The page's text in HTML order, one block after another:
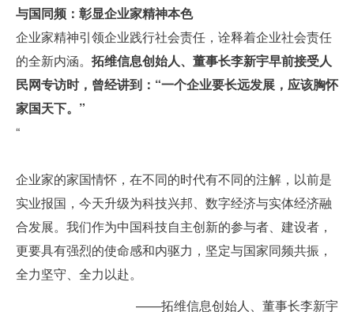
与国同频：彰显企业家精神本色
企业家精神引领企业践行社会责任，诠释着企业社会责任
的全新内涵。 拓维信息创始人、董事长李新宇早前接受人
民网专访时，曾经讲到：“一个企业要长远发展，应该胸怀
家国天下。”
“
企业家的家国情怀，在不同的时代有不同的注解，以前是
实业报国，今天升级为科技兴邦、数字经济与实体经济融
合发展。我们作为中国科技自主创新的参与者、建设者，
更要具有强烈的使命感和内驱力，坚定与国家同频共振，
全力坚守、全力以赴。
——拓维信息创始人、董事长李新宇